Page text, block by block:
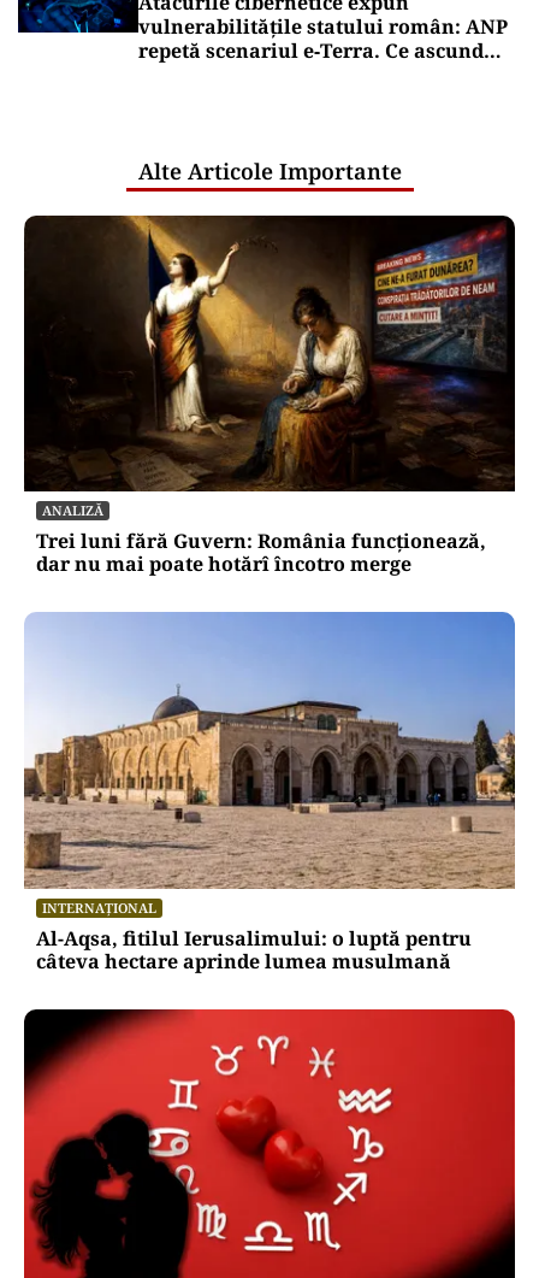
vulnerabilitățile statului român: ANP
repetă scenariul e‑Terra. Ce ascund
Alte Articole Importante
ANALIZĂ
Trei luni fără Guvern: România funcționează,
dar nu mai poate hotărî încotro merge
INTERNAȚIONAL
Al-Aqsa, fitilul Ierusalimului: o luptă pentru
câteva hectare aprinde lumea musulmană